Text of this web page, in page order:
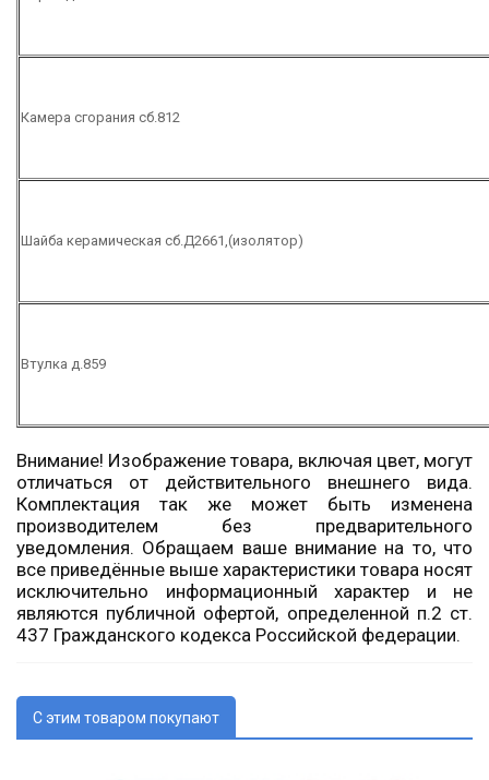
Камера сгорания сб.812
Шайба керамическая сб.Д2661,(изолятор)
Втулка д.859
Внимание! Изображение товара, включая цвет, могут
отличаться от действительного внешнего вида.
Комплектация так же может быть изменена
производителем без предварительного
уведомления. Обращаем ваше внимание на то, что
все приведённые выше характеристики товара носят
исключительно информационный характер и не
являются публичной офертой, определенной п.2 ст.
437 Гражданского кодекса Российской федерации.
С этим товаром покупают